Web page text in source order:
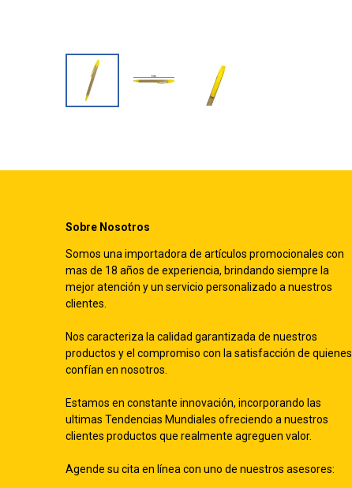
Sobre Nosotros
Somos una importadora de artículos promocionales con
mas de 18 años de experiencia, brindando siempre la
mejor atención y un servicio personalizado a nuestros
clientes.
Nos caracteriza la calidad garantizada de nuestros
productos y el compromiso con la satisfacción de quienes
confían en nosotros.
Estamos en constante innovación, incorporando las
ultimas Tendencias Mundiales ofreciendo a nuestros
clientes productos que realmente agreguen valor.
Agende su cita en línea con uno de nuestros asesores: